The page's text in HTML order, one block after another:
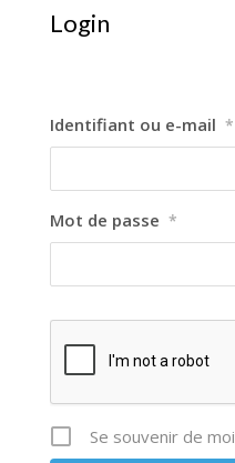
Login
Identifiant ou e-mail *
Mot de passe *
Se souvenir de moi